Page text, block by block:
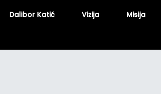
Dalibor Katić Vizija Misija